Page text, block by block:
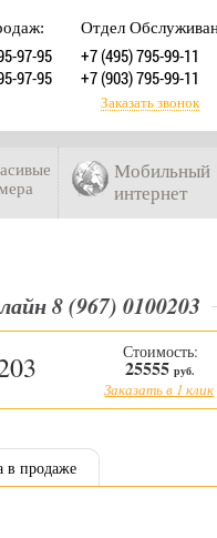
97-95
97-95
Отдел
+7 (495) 795-99-11
+7 (903) 795-99-11
Заказать звонок
Мобильный
интернет
8 (967) 0100203
Стоимость:
25555 руб.
Заказать в 1 клик
в продаже